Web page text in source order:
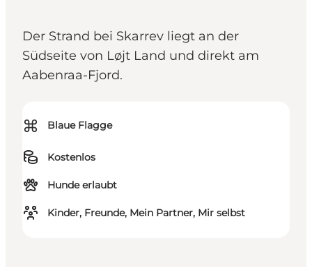
Der Strand bei Skarrev liegt an der
Südseite von Løjt Land und direkt am
Aabenraa-Fjord.
⌘ Blaue Flagge
Kostenlos
Hunde erlaubt
Kinder, Freunde, Mein Partner, Mir selbst